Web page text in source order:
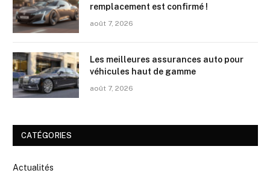
remplacement est confirmé !
août 7, 2026
Les meilleures assurances auto pour
véhicules haut de gamme
août 7, 2026
CATÉGORIES
Actualités